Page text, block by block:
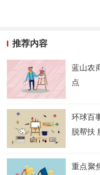
推荐内容
蓝山农
点
环球百
脱帮扶
重点聚